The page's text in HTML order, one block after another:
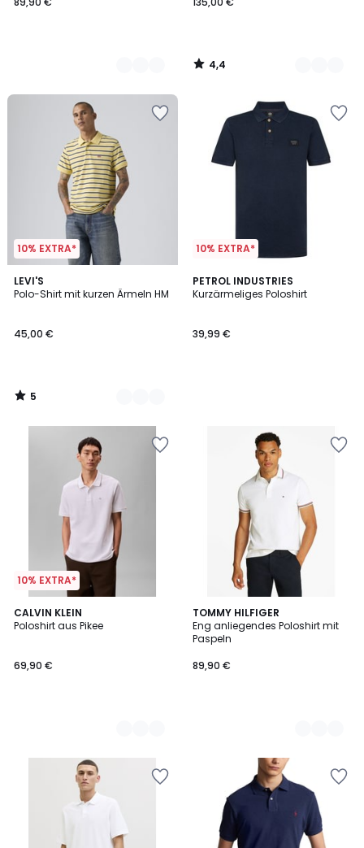
4,4
/
10% EXTRA*
LEVI'S
Polo-Shirt mit kurzen Ärmeln HM
45,00 €
5
/
2
Farben
5
/
10% EXTRA*
PETROL INDUSTRIES
Kurzärmeliges Poloshirt
39,99 €
10% EXTRA*
CALVIN KLEIN
Poloshirt aus Pikee
69,90 €
4
Farben
TOMMY HILFIGER
Eng anliegendes Poloshirt mit
Paspeln
89,90 €
2
Farben